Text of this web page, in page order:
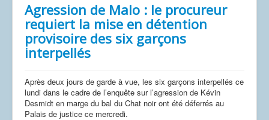
Agression de Malo : le procureur
requiert la mise en détention
provisoire des six garçons
interpellés
Après deux jours de garde à vue, les six garçons interpellés ce
lundi dans le cadre de l’enquête sur l’agression de Kévin
Desmidt en marge du bal du Chat noir ont été déferrés au
Palais de justice ce mercredi.